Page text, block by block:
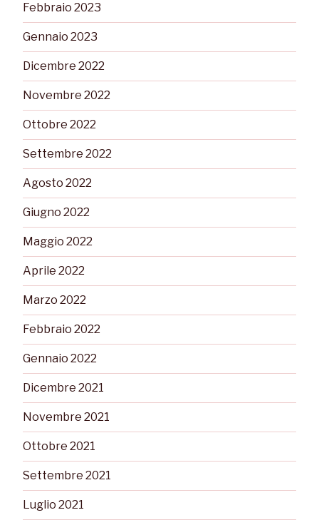
Febbraio 2023
Gennaio 2023
Dicembre 2022
Novembre 2022
Ottobre 2022
Settembre 2022
Agosto 2022
Giugno 2022
Maggio 2022
Aprile 2022
Marzo 2022
Febbraio 2022
Gennaio 2022
Dicembre 2021
Novembre 2021
Ottobre 2021
Settembre 2021
Luglio 2021